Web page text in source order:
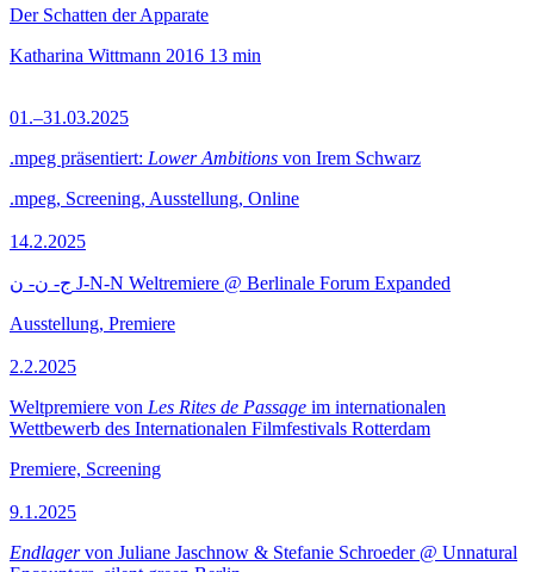
Der Schatten der Apparate
Katharina Wittmann 2016 13 min
01.–31.03.2025
.mpeg präsentiert: Lower Ambitions von Irem Schwarz
.mpeg, Screening, Ausstellung, Online
14.2.2025
ج- ن- ن J-N-N Weltremiere @ Berlinale Forum Expanded
Ausstellung, Premiere
2.2.2025
Weltpremiere von Les Rites de Passage im internationalen
Wettbewerb des Internationalen Filmfestivals Rotterdam
Premiere, Screening
9.1.2025
Endlagervon Juliane Jaschnow & Stefanie Schroeder @ Unnatural